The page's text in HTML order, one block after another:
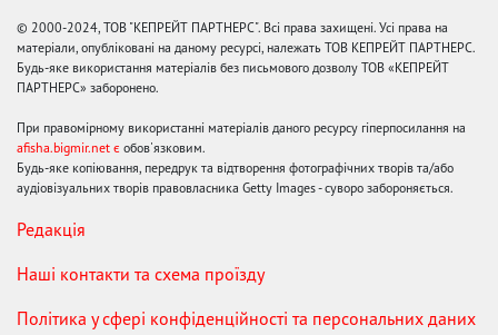
© 2000-2024, ТОВ "КЕПРЕЙТ ПАРТНЕРС". Всі права захищені. Усі права на
матеріали, опубліковані на даному ресурсі, належать ТОВ КЕПРЕЙТ ПАРТНЕРС.
Будь-яке використання матеріалів без письмового дозволу ТОВ «КЕПРЕЙТ
ПАРТНЕРС» заборонено.
При правомірному використанні матеріалів даного ресурсу гіперпосилання на
afisha.bigmir.net є обов'язковим.
Будь-яке копіювання, передрук та відтворення фотографічних творів та/або
аудіовізуальних творів правовласника Getty Images - суворо забороняється.
Редакція
Наші контакти та схема проїзду
Політика у сфері конфіденційності та персональних даних